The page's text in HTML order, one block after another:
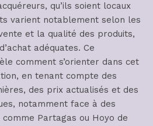
qu’ils soient locaux
varient notablement selon les
et la qualité des produits,
adéquates. Ce
comment s’orienter dans cet
en tenant compte des
des prix actualisés et des
notamment face à des
Partagas ou Hoyo de